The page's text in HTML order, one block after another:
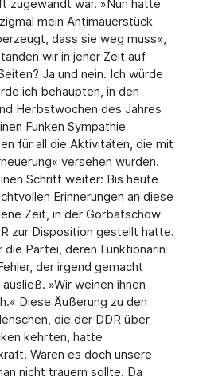
zugewandt war. »Nun hatte
mein Antimauerstück
dass sie weg muss«,
wir in jener Zeit auf
Ja und nein. Ich würde
ich behaupten, in den
Herbstwochen des Jahres
Funken Sympathie
für all die Aktivitäten, die mit
versehen wurden.
Schritt weiter: Bis heute
Erinnerungen an diese
Zeit, in der Gorbat­schow
zur Disposition gestellt hatte.
die Partei, deren Funktionärin
der irgend gemacht
»Wir wei­nen ihnen
Diese Äußerung zu den
die der DDR über
kehrten, hatte
Waren es doch unsere
nicht trauern sollte. Da